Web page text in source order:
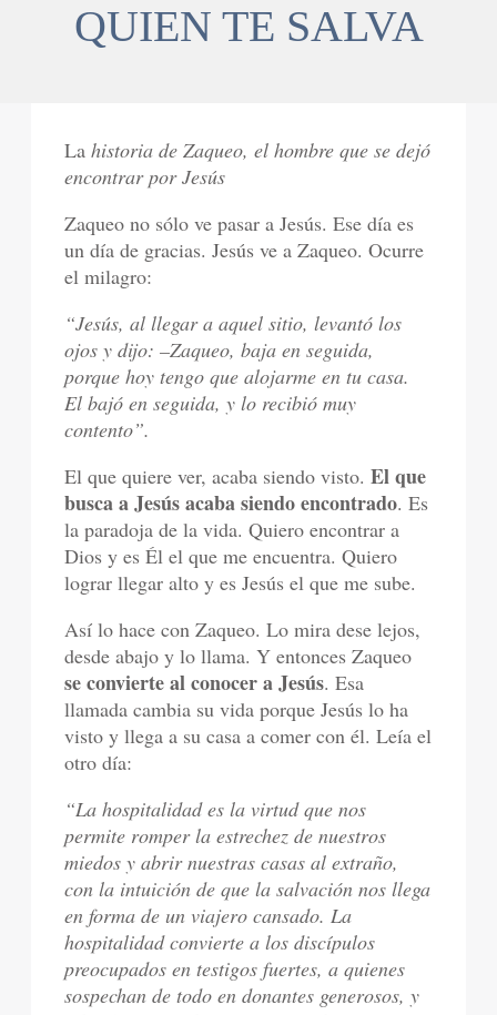
QUIEN TE SALVA
La historia de Zaqueo, el hombre que se dejó
encontrar por Jesús
Zaqueo no sólo ve pasar a Jesús. Ese día es
un día de gracias. Jesús ve a Zaqueo. Ocurre
el milagro:
“Jesús, al llegar a aquel sitio, levantó los
ojos y dijo: –Zaqueo, baja en seguida,
porque hoy tengo que alojarme en tu casa.
El bajó en seguida, y lo recibió muy
contento”.
El que quiere ver, acaba siendo visto.El que
busca a Jesús acaba siendo encontrado. Es
la paradoja de la vida. Quiero encontrar a
Dios y es Él el que me encuentra. Quiero
lograr llegar alto y es Jesús el que me sube.
Así lo hace con Zaqueo. Lo mira dese lejos,
desde abajo y lo llama. Y entonces Zaqueo
se convierte al conocer a Jesús. Esa
llamada cambia su vida porque Jesús lo ha
visto y llega a su casa a comer con él. Leía el
otro día:
“La hospitalidad es la virtud que nos
permite romper la estrechez de nuestros
miedos y abrir nuestras casas al extraño,
con la intuición de que la salvación nos llega
en forma de un viajero cansado. La
hospitalidad convierte a los discípulos
preocupados en testigos fuertes, a quienes
sospechan de todo en donantes generosos, y